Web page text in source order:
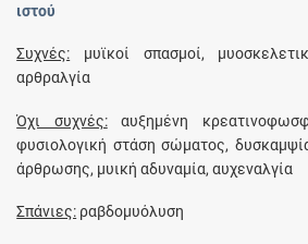
ιστού
Συχνές: μυϊκοί σπασμοί,
αρθραλγία
Όχι συχνές:αυξημένη
φυσιολογική στάση σώματος,
άρθρωσης, μυική αδυναμία, αυχεναλγία
Σπάνιες: ραβδομυόλυση